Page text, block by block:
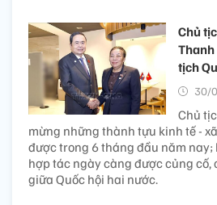
Chủ
Thanh
tịch
30/
Chủ
mừng những thành tựu kinh tế -
được trong 6 tháng đầu năm nay;
hợp tác ngày càng được củng cố,
giữa Quốc hội hai nước.